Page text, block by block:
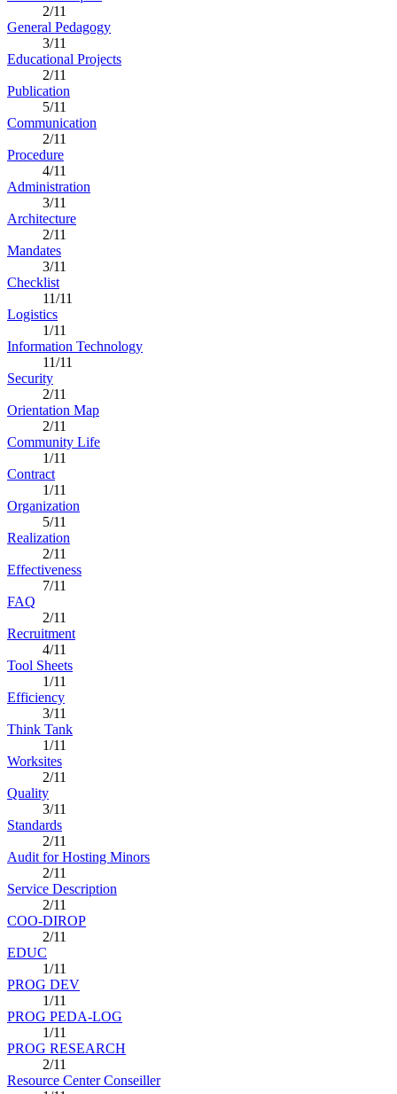
2/11
General Pedagogy
3/11
Educational Projects
2/11
Publication
5/11
Communication
2/11
Procedure
4/11
Administration
3/11
Architecture
2/11
Mandates
3/11
Checklist
11/11
Logistics
1/11
Information Technology
11/11
Security
2/11
Orientation Map
2/11
Community Life
1/11
Contract
1/11
Organization
5/11
Realization
2/11
Effectiveness
7/11
FAQ
2/11
Recruitment
4/11
Tool Sheets
1/11
Efficiency
3/11
Think Tank
1/11
Worksites
2/11
Quality
3/11
Standards
2/11
Audit for Hosting Minors
2/11
Service Description
2/11
COO-DIROP
2/11
EDUC
1/11
PROG DEV
1/11
PROG PEDA-LOG
1/11
PROG RESEARCH
2/11
Resource Center Conseiller